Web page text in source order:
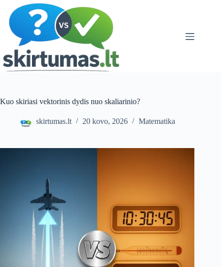
content
Kuo skiriasi vektorinis dydis nuo skaliarinio?
skirtumas.lt 20 kovo, 2026 Matematika